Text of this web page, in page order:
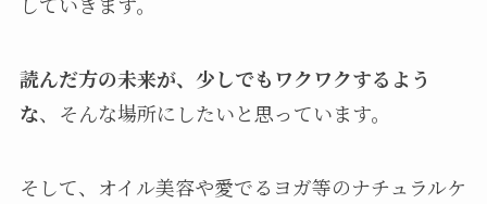
読んだ方の未来が、少しでもワクワクするよう
な、そんな場所にしたいと思っています。
そして、オイル美容や愛でるヨガ等のナチュラルケ